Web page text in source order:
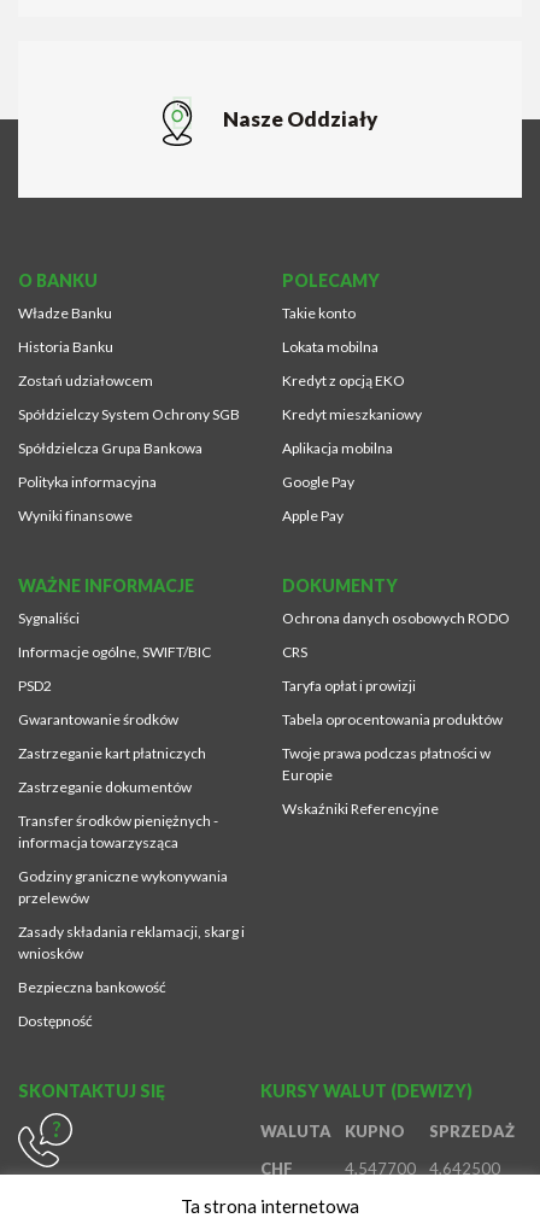
Nasze Oddziały
O BANKU
Władze Banku
Historia Banku
Zostań udziałowcem
Spółdzielczy System Ochrony SGB
Spółdzielcza Grupa Bankowa
Polityka informacyjna
Wyniki finansowe
POLECAMY
Takie konto
Lokata mobilna
Kredyt z opcją EKO
Kredyt mieszkaniowy
Aplikacja mobilna
Google Pay
Apple Pay
WAŻNE INFORMACJE
Sygnaliści
Informacje ogólne, SWIFT/BIC
PSD2
Gwarantowanie środków
Zastrzeganie kart płatniczych
Zastrzeganie dokumentów
Transfer środków pieniężnych -
informacja towarzysząca
Godziny graniczne wykonywania
przelewów
Zasady składania reklamacji, skarg i
wniosków
Bezpieczna bankowość
Dostępność
DOKUMENTY
Ochrona danych osobowych RODO
CRS
Taryfa opłat i prowizji
Tabela oprocentowania produktów
Twoje prawa podczas płatności w
Europie
Wskaźniki Referencyjne
KURSY WALUT (DEWIZY)
WALUTA KUPNO
SPRZEDAŻ
CHF
4,547700
4,642500
EUR
4,194500
SKONTAKTUJ SIĘ
Ta strona internetowa